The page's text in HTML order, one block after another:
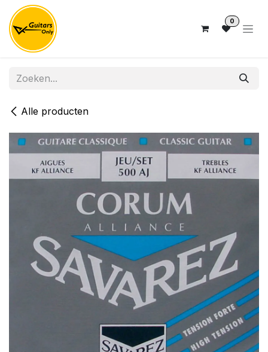
Overslaan naar inhoud
0
Alle producten